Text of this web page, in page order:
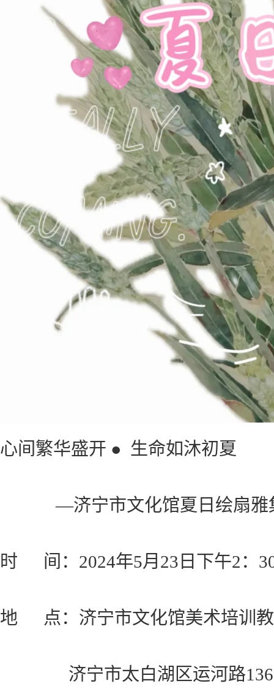
心间繁华盛开 ● 生命如沐初夏
—济宁市文化馆夏日绘扇雅
时 间：2024年5月23日下午2：
地 点：济宁市文化馆美术培训
济宁市太白湖区运河路136